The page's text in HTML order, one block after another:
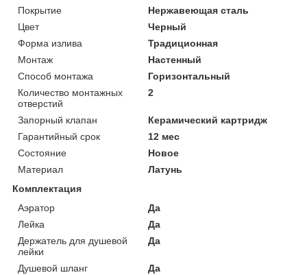
Покрытие
Нержавеющая сталь
Цвет
Черный
Форма излива
Традиционная
Монтаж
Настенный
Способ монтажа
Горизонтальный
Количество монтажных
отверстий
2
Запорный клапан
Керамический картридж
Гарантийный срок
12 мес
Состояние
Новое
Материал
Латунь
Комплектация
Аэратор
Да
Лейка
Да
Держатель для душевой
лейки
Да
Душевой шланг Да